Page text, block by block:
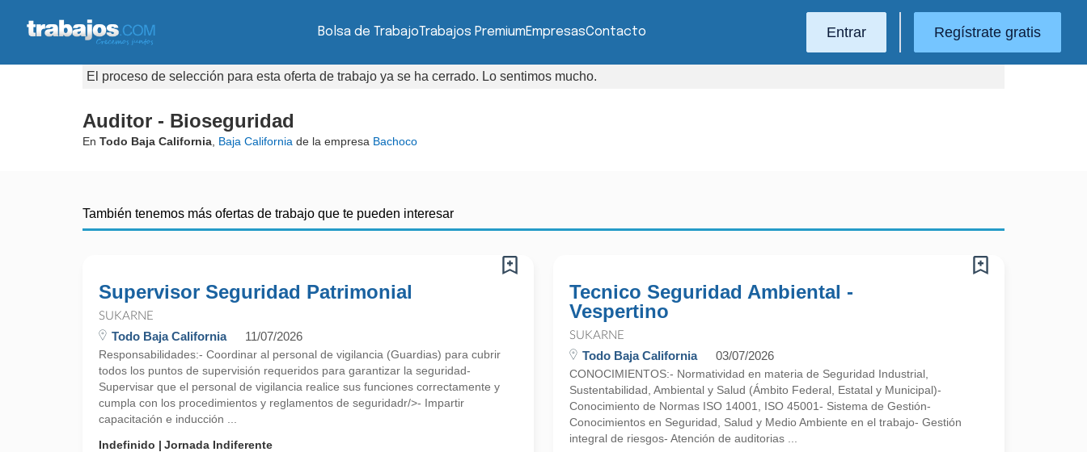
Bolsa de TrabajoTrabajos PremiumEmpresasContacto Entrar Regístrate gratis
El proceso de selección para esta oferta de trabajo ya se ha cerrado. Lo sentimos mucho.
Auditor - Bioseguridad
En Todo Baja California Baja California de la empresa Bachoco
También tenemos más ofertas de trabajo que te pueden interesar
Supervisor Seguridad Patrimonial
SUKARNE
Todo Baja California 11/07/2026
Responsabilidades:- Coordinar al personal de vigilancia (Guardias) para cubrir
todos los puntos de supervisión requeridos para garantizar la seguridad-
Supervisar que el personal de vigilancia realice sus funciones correctamente y
cumpla con los procedimientos y reglamentos de seguridadr/>- Impartir
capacitación e inducción ...
Indefinido
Jornada Indiferente
Tecnico Seguridad Ambiental -
Vespertino
SUKARNE
Todo Baja California 03/07/2026
CONOCIMIENTOS:- Normatividad en materia de Seguridad Industrial,
Sustentabilidad, Ambiental y Salud (Ámbito Federal, Estatal y Municipal)-
Conocimiento de Normas ISO 14001, ISO 45001- Sistema de Gestión-
Conocimientos en Seguridad, Salud y Medio Ambiente en el trabajo- Gestión
integral de riesgos- Atención de auditorias ...